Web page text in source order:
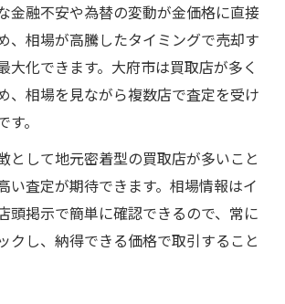
金融不安や為替の変動が金価格に直接
、相場が高騰したタイミングで売却す
大化できます。大府市は買取店が多く
、相場を見ながら複数店で査定を受け
。
として地元密着型の買取店が多いこと
い査定が期待できます。相場情報はイ
頭掲示で簡単に確認できるので、常に
クし、納得できる価格で取引すること